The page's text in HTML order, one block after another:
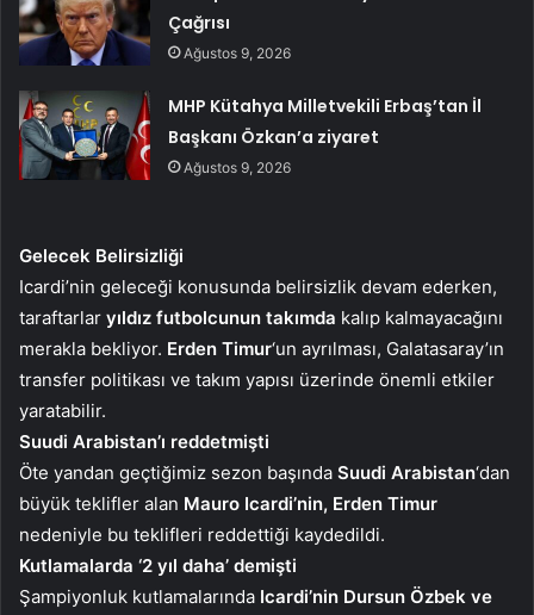
Çağrısı
Ağustos 9, 2026
MHP Kütahya Milletvekili Erbaş’tan İl
Başkanı Özkan’a ziyaret
Ağustos 9, 2026
Gelecek Belirsizliği
Icardi’nin geleceği konusunda belirsizlik devam ederken,
taraftarlar yıldız futbolcunun takımda kalıp kalmayacağını
merakla bekliyor. Erden Timur‘un ayrılması, Galatasaray’ın
transfer politikası ve takım yapısı üzerinde önemli etkiler
yaratabilir.
Suudi Arabistan’ı reddetmişti
Öte yandan geçtiğimiz sezon başında Suudi Arabistan‘dan
büyük teklifler alan Mauro Icardi’nin, Erden Timur
nedeniyle bu teklifleri reddettiği kaydedildi.
Kutlamalarda ‘2 yıl daha’ demişti
Şampiyonluk kutlamalarında Icardi’nin Dursun Özbek ve